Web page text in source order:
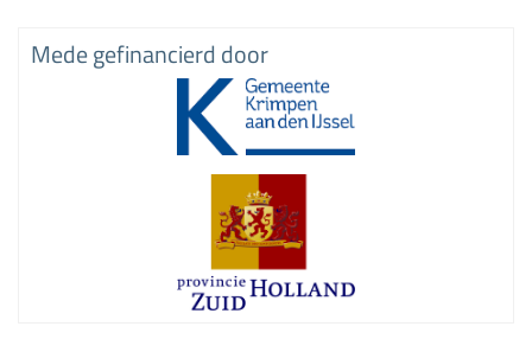
Mede gefinancierd door